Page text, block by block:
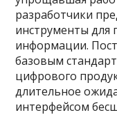
разработчики
инструменты для
информации.
базовым
цифрового
длительное
интерфейсом